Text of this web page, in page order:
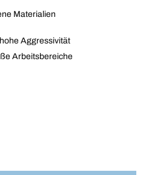
Materialien
Aggressivität
Arbeitsbereiche